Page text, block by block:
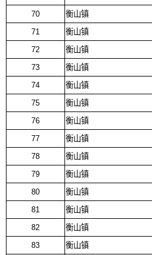
70
衡山镇
71
衡山镇
72
衡山镇
73
衡山镇
74
衡山镇
75
衡山镇
76
衡山镇
77
衡山镇
78
衡山镇
79
衡山镇
80
衡山镇
81
衡山镇
82
衡山镇
83
衡山镇